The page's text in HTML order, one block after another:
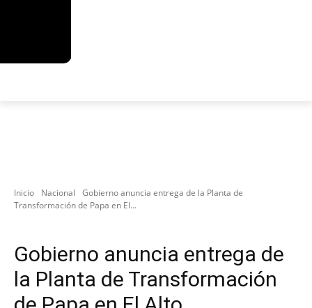
Inicio Nacional
Gobierno anuncia entrega de la Planta de
Transformación de Papa en El...
Gobierno anuncia entrega de
la Planta de Transformación